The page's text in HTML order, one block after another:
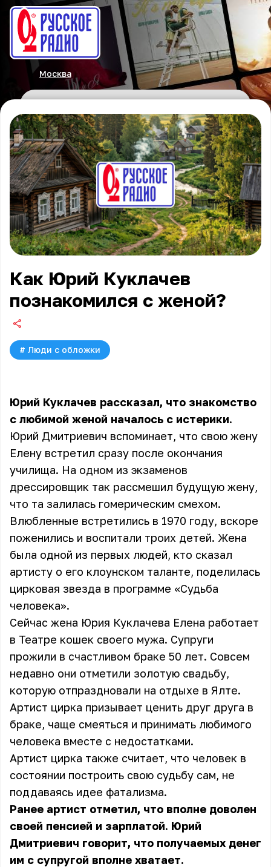
Москва
Как Юрий Куклачев
познакомился с женой?
# Люди с обложки
Юрий Куклачев рассказал, что знакомство
с любимой женой началось с истерики.
Юрий Дмитриевич вспоминает, что свою жену
Елену встретил сразу после окончания
училища. На одном из экзаменов
дрессировщик так рассмешил будущую жену,
что та залилась гомерическим смехом.
Влюбленные встретились в 1970 году, вскоре
поженились и воспитали троих детей. Жена
была одной из первых людей, кто сказал
артисту о его клоунском таланте, поделилась
цирковая звезда в программе «Судьба
человека».
Сейчас жена Юрия Куклачева Елена работает
в Театре кошек своего мужа. Супруги
прожили в счастливом браке 50 лет. Совсем
недавно они отметили золотую свадьбу,
которую отпраздновали на отдыхе в Ялте.
Артист цирка призывает ценить друг друга в
браке, чаще смеяться и принимать любимого
человека вместе с недостатками.
Артист цирка также считает, что человек в
состоянии построить свою судьбу сам, не
поддаваясь идее фатализма.
Ранее артист отметил, что вполне доволен
своей пенсией и зарплатой. Юрий
Дмитриевич говорит, что получаемых денег
им с супругой вполне хватает.